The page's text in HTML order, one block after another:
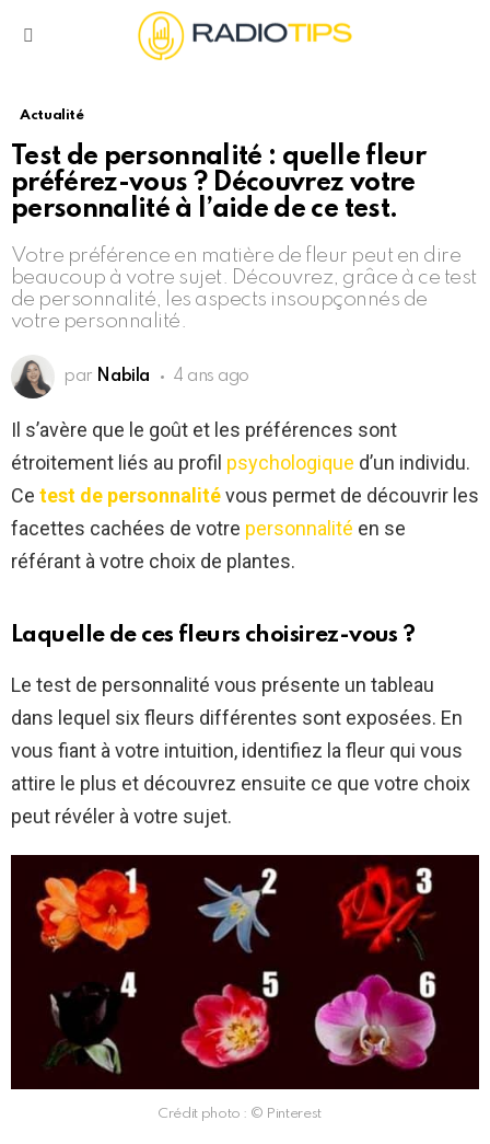
Actualité
Test de personnalité : quelle fleur
préférez-vous ? Découvrez votre
personnalité à l’aide de ce test.
Votre préférence en matière de fleur peut en dire
beaucoup à votre sujet. Découvrez, grâce à ce test
de personnalité, les aspects insoupçonnés de
votre personnalité.
par Nabila 4 ans ago
Il s’avère que le goût et les préférences sont
étroitement liés au profil psychologique d’un individu.
Ce test de personnalitévous permet de découvrir les
facettes cachées de votre personnalité en se
référant à votre choix de plantes.
Laquelle de ces fleurs choisirez-vous ?
Le test de personnalité vous présente un tableau
dans lequel six fleurs différentes sont exposées. En
vous fiant à votre intuition, identifiez la fleur qui vous
attire le plus et découvrez ensuite ce que votre choix
peut révéler à votre sujet.
Crédit photo : © Pinterest